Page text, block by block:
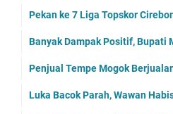
Pekan ke 7 Liga Topskor
Banyak Dampak Positif, Bupati
Penjual Tempe Mogok
Luka Bacok Parah, Wawan